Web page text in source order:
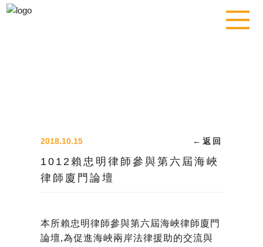
2018.10.15
1012賴忠明律師參與第六屆海峽
律師廈門論壇
← 返回
本所賴忠明律師參與第六屆海峽律師廈門
論壇‚為促進海峽兩岸法律援助的交流與